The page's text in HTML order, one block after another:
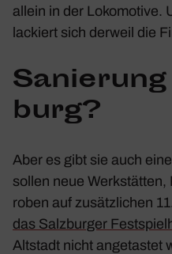
allein in der Loko­mo­tive.
lackiert sich derweil die
burg?
Aber es gibt sie auch
sollen neue
roben auf zusätz­li­chen
das Salz­burger
Altstadt nicht ange­tastet